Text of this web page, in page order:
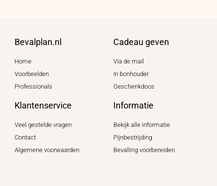
Bevalplan.nl
Home
Voorbeelden
Professionals
Cadeau geven
Via de mail
In bonhouder
Geschenkdoos
Klantenservice
Veel gestelde vragen
Contact
Algemene voorwaarden
Informatie
Bekijk alle informatie
Pijnbestrijding
Bevalling voorbereiden